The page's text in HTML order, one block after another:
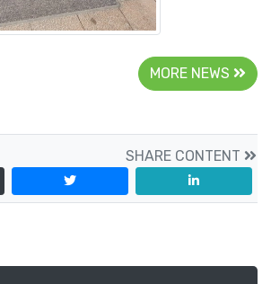
MORE NEWS
SHARE CONTENT